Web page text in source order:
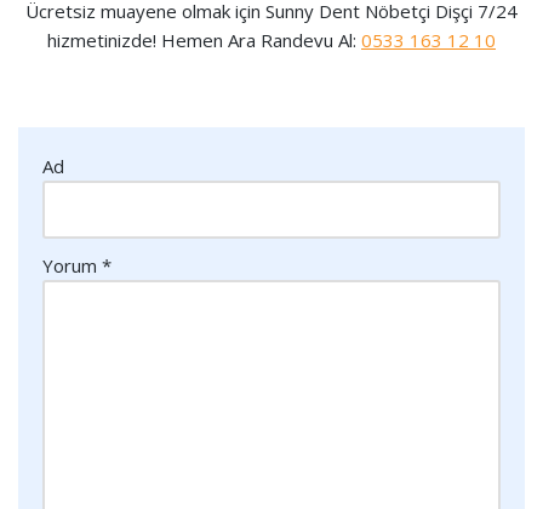
Ücretsiz muayene olmak için Sunny Dent Nöbetçi Dişçi 7/24
hizmetinizde! Hemen Ara Randevu Al: 0533 163 12 10
Ad
Yorum *